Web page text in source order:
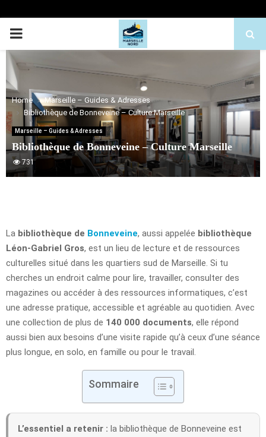
PRIMARY
MENU
Home
Marseille – Guides & Adresses
Bibliothèque de Bonneveine – Culture Marseille
Marseille – Guides & Adresses
Bibliothèque de Bonneveine – Culture Marseille
731
La bibliothèque de Bonneveine, aussi appelée bibliothèque
Léon-Gabriel Gros, est un lieu de lecture et de ressources
culturelles situé dans les quartiers sud de Marseille. Si tu
cherches un endroit calme pour lire, travailler, consulter des
magazines ou accéder à des ressources informatiques, c’est
une adresse pratique, accessible et agréable au quotidien. Avec
une collection de plus de 140 000 documents, elle répond
aussi bien aux besoins d’une visite rapide qu’à ceux d’une séance
plus longue, en solo, en famille ou pour le travail.
Sommaire
L’essentiel a retenir : la bibliothèque de Bonneveine est